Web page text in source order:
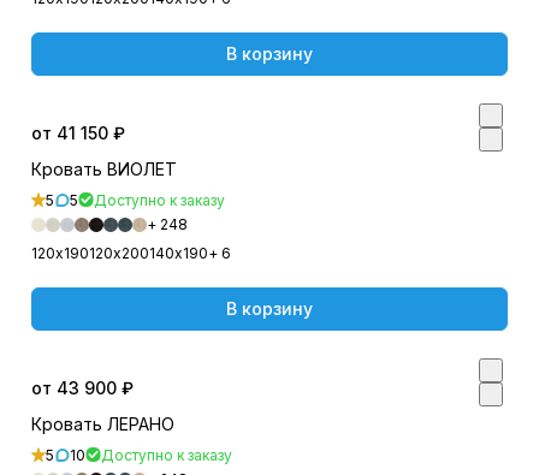
В корзину
от 41 150 ₽
Кровать ВИОЛЕТ
5 5
Доступно к заказу
+ 248
120х190120х200140х190+ 6
В корзину
от 43 900 ₽
Кровать ЛЕРАНО
5 10
Доступно к заказу